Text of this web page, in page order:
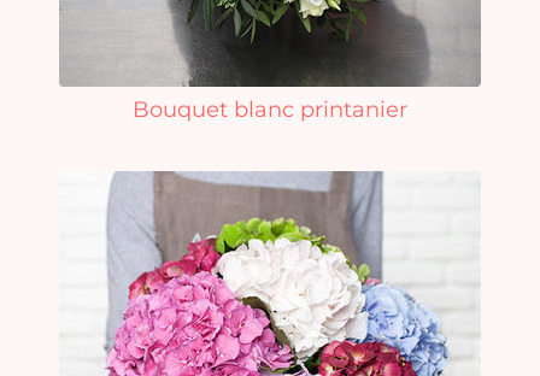
Bouquet blanc printanier